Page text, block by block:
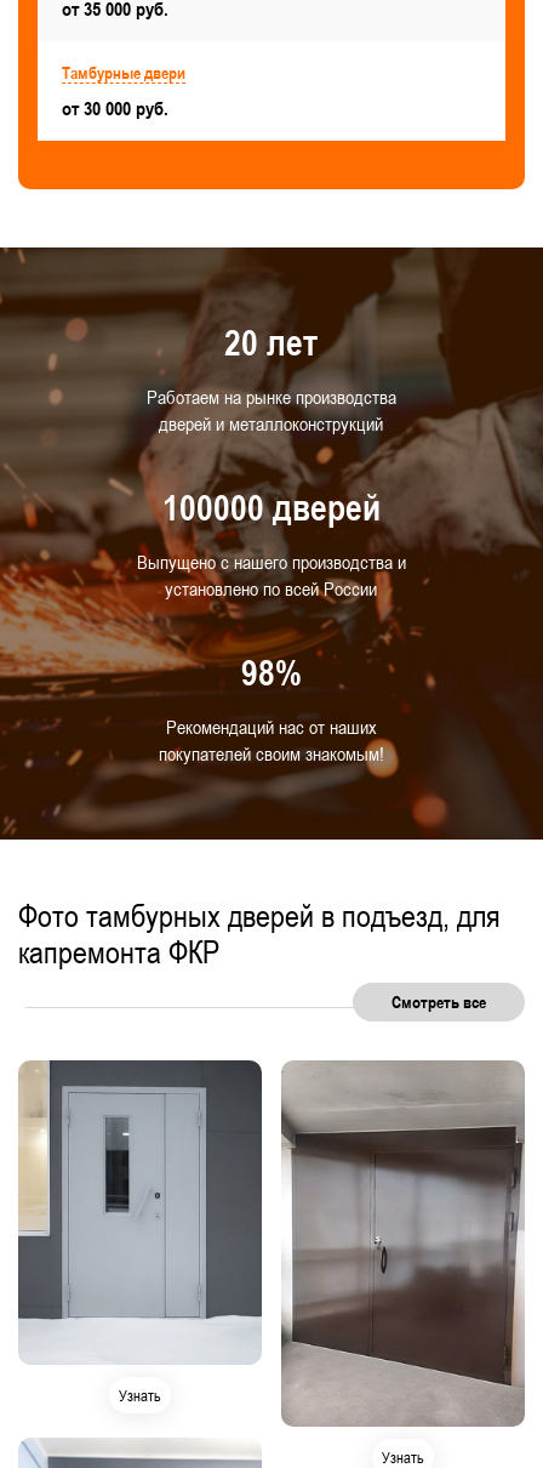
от 35 000 руб.
Тамбурные двери
от 30 000 руб.
20 лет
Работаем на рынке производства
дверей и металлоконструкций
100000 дверей
Выпущено с нашего производства и
установлено по всей России
98%
Рекомендаций нас от наших
покупателей своим знакомым!
Фото тамбурных дверей в подъезд, для
капремонта ФКР
Смотреть все
Узнать
Узнать